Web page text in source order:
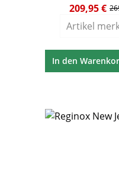
Verkaufspreis:
209,95 €
Artikel
In den